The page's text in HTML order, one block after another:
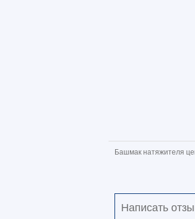
Башмак натяжителя
Написать